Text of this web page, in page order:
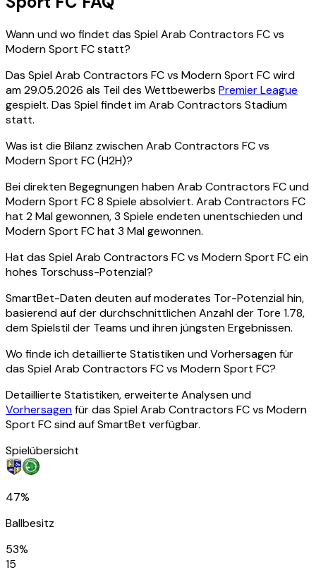
Wann und wo findet das Spiel Arab Contractors FC vs
Modern Sport FC statt?
Das Spiel Arab Contractors FC vs Modern Sport FC wird
am 29.05.2026 als Teil des Wettbewerbs Premier League
gespielt. Das Spiel findet im Arab Contractors Stadium
statt.
Was ist die Bilanz zwischen Arab Contractors FC vs
Modern Sport FC (H2H)?
Bei direkten Begegnungen haben Arab Contractors FC und
Modern Sport FC 8 Spiele absolviert. Arab Contractors FC
hat 2 Mal gewonnen, 3 Spiele endeten unentschieden und
Modern Sport FC hat 3 Mal gewonnen.
Hat das Spiel Arab Contractors FC vs Modern Sport FC ein
hohes Torschuss-Potenzial?
SmartBet-Daten deuten auf moderates Tor-Potenzial hin,
basierend auf der durchschnittlichen Anzahl der Tore 1.78,
dem Spielstil der Teams und ihren jüngsten Ergebnissen.
Wo finde ich detaillierte Statistiken und Vorhersagen für
das Spiel Arab Contractors FC vs Modern Sport FC?
Detaillierte Statistiken, erweiterte Analysen und
Vorhersagenfür das Spiel Arab Contractors FC vs Modern
Sport FC sind auf SmartBet verfügbar.
Spielübersicht
47%
Ballbesitz
53%
15